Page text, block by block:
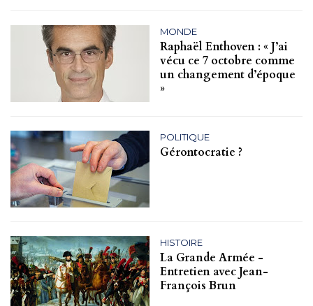
MONDE
Raphaël Enthoven : « J’ai
vécu ce 7 octobre comme
un changement d’époque
»
POLITIQUE
Gérontocratie ?
HISTOIRE
La Grande Armée -
Entretien avec Jean-
François Brun